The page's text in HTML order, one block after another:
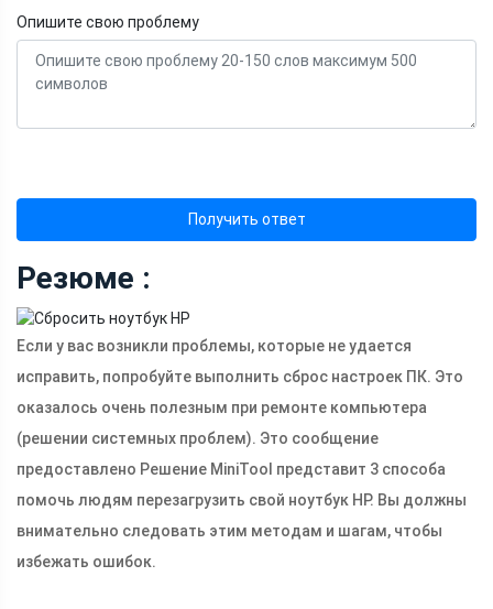
Опишите свою проблему
Получить ответ
Резюме :
Если у вас возникли проблемы, которые не удается
исправить, попробуйте выполнить сброс настроек ПК. Это
оказалось очень полезным при ремонте компьютера
(решении системных проблем). Это сообщение
предоставлено Решение MiniTool представит 3 способа
помочь людям перезагрузить свой ноутбук HP. Вы должны
внимательно следовать этим методам и шагам, чтобы
избежать ошибок.